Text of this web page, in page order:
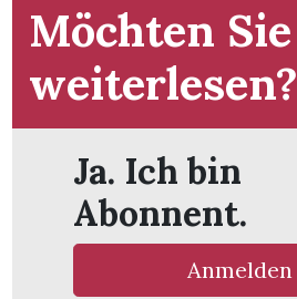
Möchten Sie
weiterlesen?
Ja. Ich bin
Abonnent.
Anmelden